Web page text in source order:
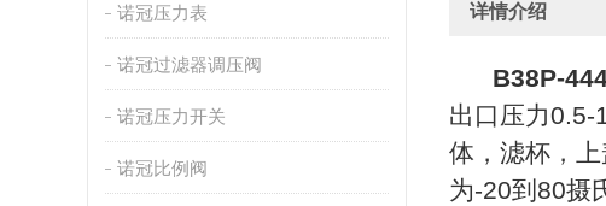
诺冠压力表
诺冠过滤器调压阀
诺冠压力开关
诺冠比例阀
详情介绍
B38P-
出口压力0.5-
体，滤杯，
为-20到80摄